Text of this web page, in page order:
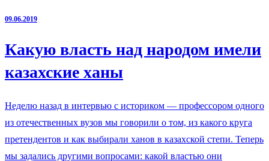
09.06.2019
Какую власть над народом имели
казахские ханы
Неделю назад в интервью с историком — профессором одного
из отечественных вузов мы говорили о том, из какого круга
претендентов и как выбирали ханов в казахской степи. Теперь
мы задались другими вопросами: какой властью они